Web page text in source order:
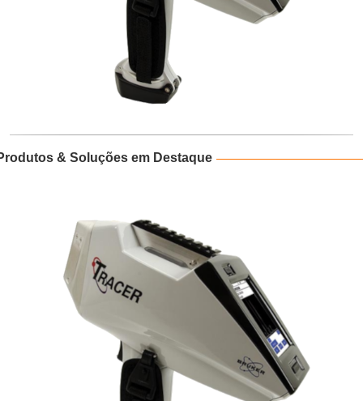
& Soluções em Destaque